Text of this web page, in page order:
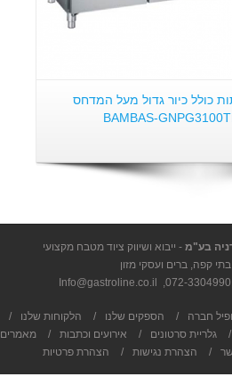
3 דלתות כולל כיור גדול מעל המדחס
בע"מ - ייבוא ושיווק ציוד מטבח מקצועי
קפה, ברים ועסקי מזון
072-3304990
,
Info@gastroline.co.il
חברה / הספקים שלנו / הלקוחות שלנו
/
/ גלריית סרטונים / אירועים וכתבות /
מאמרים
/ הצהרת נגישות / הצהרת פרטיות